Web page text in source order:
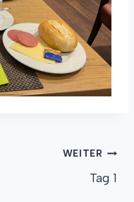
WEITER
Tag 1